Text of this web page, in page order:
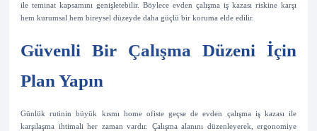
ile teminat kapsamını genişletebilir. Böylece evden çalışma iş kazası riskine karşı
hem kurumsal hem bireysel düzeyde daha güçlü bir koruma elde edilir.
Güvenli Bir Çalışma Düzeni İçin
Plan Yapın
Günlük rutinin büyük kısmı home ofiste geçse de evden çalışma iş kazası ile
karşılaşma ihtimali her zaman vardır. Çalışma alanını düzenleyerek, ergonomiye